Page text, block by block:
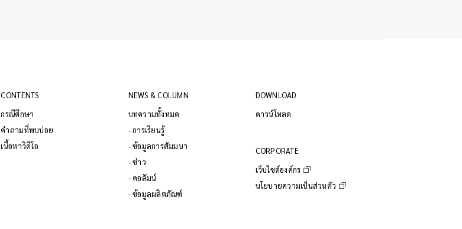
CONTENTS
กรณีศึกษา
คำถามที่พบบ่อย
เนื้อหาวิดีโอ
NEWS & COLUMN
บทความทั้งหมด
- การเรียนรู้
- ข้อมูลการสัมมนา
- ข่าว
- คอลัมน์
- ข้อมูลผลิตภัณฑ์
DOWNLOAD
ดาวน์โหลด
CORPORATE
เว็บไซต์องค์กร
นโยบายความเป็นส่วนตัว